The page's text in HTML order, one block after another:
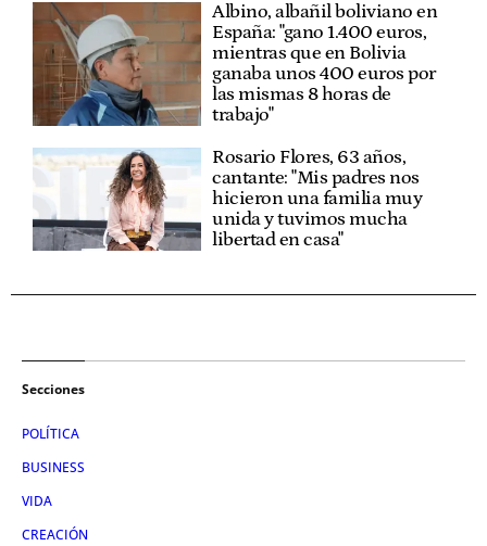
Albino, albañil boliviano en
España: "gano 1.400 euros,
mientras que en Bolivia
ganaba unos 400 euros por
las mismas 8 horas de
trabajo"
Rosario Flores, 63 años,
cantante: "Mis padres nos
hicieron una familia muy
unida y tuvimos mucha
libertad en casa"
Secciones
POLÍTICA
BUSINESS
VIDA
CREACIÓN